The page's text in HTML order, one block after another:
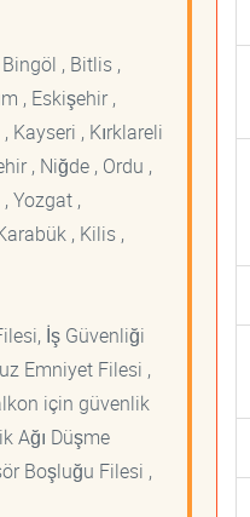
, Bitlis ,
, Eskişehir ,
, Kırklareli
, Niğde , Ordu ,
Yozgat ,
, Kilis ,
İş Güvenliği
Emniyet Filesi ,
için güvenlik
Ağı Düşme
Boşluğu Filesi ,